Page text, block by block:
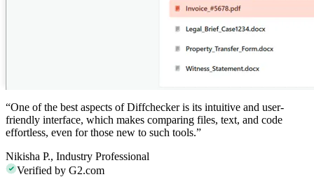
“One of the best aspects of Diffcheckeris its intuitive and user-
friendly interface, which makes comparing files, text, and code
effortless, even for those new to such tools.”
Nikisha P., Industry Professional
Verified by G2.com